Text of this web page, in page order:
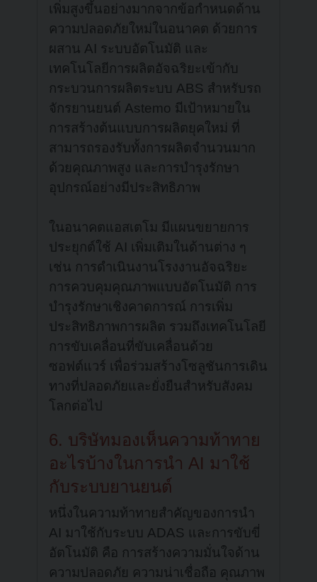
เพิ่มสูงขึ้นอย่างมากจากข้อกำหนดด้าน
ความปลอดภัยใหม่ในอนาคต ด้วยการ
ผสาน AI ระบบอัตโนมัติ และ
เทคโนโลยีการผลิตอัจฉริยะเข้ากับ
กระบวนการผลิตระบบ ABS สำหรับรถ
จักรยานยนต์ Astemo มีเป้าหมายใน
การสร้างต้นแบบการผลิตยุคใหม่ ที่
สามารถรองรับทั้งการผลิตจำนวนมาก
ด้วยคุณภาพสูง และการบำรุงรักษา
อุปกรณ์อย่างมีประสิทธิภาพ
ในอนาคตแอสเตโม มีแผนขยายการ
ประยุกต์ใช้ AI เพิ่มเติมในด้านต่าง ๆ
เช่น การดำเนินงานโรงงานอัจฉริยะ
การควบคุมคุณภาพแบบอัตโนมัติ การ
บำรุงรักษาเชิงคาดการณ์ การเพิ่ม
ประสิทธิภาพการผลิต รวมถึงเทคโนโลยี
การขับเคลื่อนที่ขับเคลื่อนด้วย
ซอฟต์แวร์ เพื่อร่วมสร้างโซลูชันการเดิน
ทางที่ปลอดภัยและยั่งยืนสำหรับสังคม
โลกต่อไป
6. บริษัทมองเห็นความท้าทาย
อะไรบ้างในการนำ AI มาใช้
กับระบบยานยนต์
หนึ่งในความท้าทายสำคัญของการนำ
AI มาใช้กับระบบ ADAS และการขับขี่
อัตโนมัติ คือ การสร้างความมั่นใจด้าน
ความปลอดภัย ความน่าเชื่อถือ คุณภาพ